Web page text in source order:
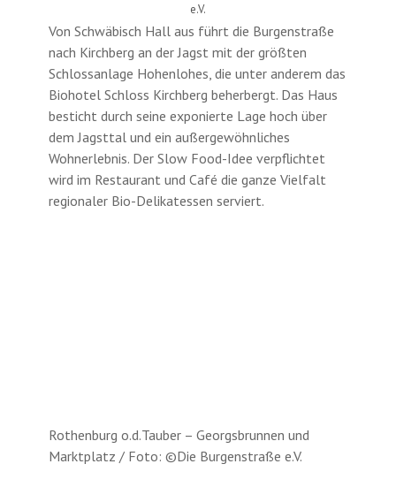
e.V.
Von Schwäbisch Hall aus führt die Burgenstraße
nach Kirchberg an der Jagst mit der größten
Schlossanlage Hohenlohes, die unter anderem das
Biohotel Schloss Kirchberg beherbergt. Das Haus
besticht durch seine exponierte Lage hoch über
dem Jagsttal und ein außergewöhnliches
Wohnerlebnis. Der Slow Food-Idee verpflichtet
wird im Restaurant und Café die ganze Vielfalt
regionaler Bio-Delikatessen serviert.
Rothenburg o.d.Tauber – Georgsbrunnen und
Marktplatz / Foto: ©Die Burgenstraße e.V.